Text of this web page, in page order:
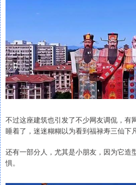
不过这座建筑也引发了不少网友调侃，有
睡着了，迷迷糊糊以为看到福禄寿三仙下
还有一部分人，尤其是小朋友，因为它造
惧。